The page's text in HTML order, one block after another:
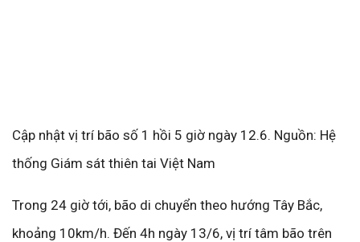
Cập nhật vị trí bão số 1 hồi 5 giờ ngày 12.6. Nguồn: Hệ
thống Giám sát thiên tai Việt Nam
Trong 24 giờ tới, bão di chuyển theo hướng Tây Bắc,
khoảng 10km/h. Đến 4h ngày 13/6, vị trí tâm bão trên